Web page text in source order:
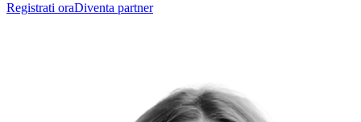
Registrati oraDiventa partner